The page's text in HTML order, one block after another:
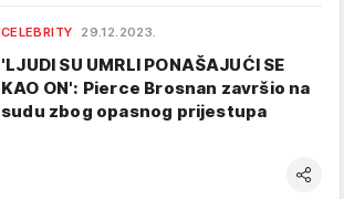
CELEBRITY 29.12.2023.
'LJUDI SU UMRLI PONAŠAJUĆI SE
KAO ON': Pierce Brosnan završio na
sudu zbog opasnog prijestupa